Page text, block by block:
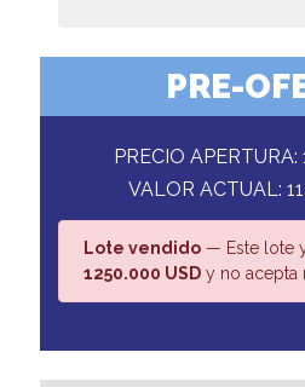
PRE-
PRECIO APERTURA:
VALOR ACTUAL:
Lote vendido — Este lote
1250.000 USD y no acepta